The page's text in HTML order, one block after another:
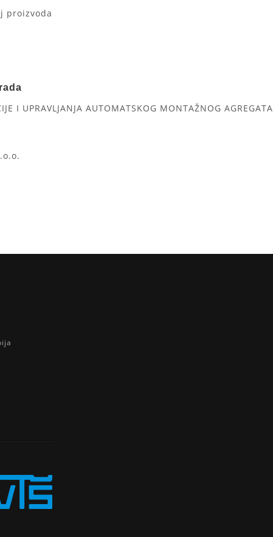
proizvoda
I UPRAVLJANJA AUTOMATSKOG MONTAŽNOG AGREGATA